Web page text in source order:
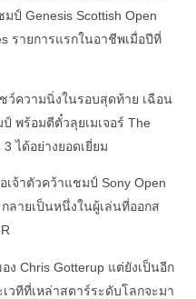
ป์ Genesis Scottish Open
รายการแรกในอาชีพเมื่อปีที่
ว์ความนิ่งในรอบสุดท้าย เฉือน
พร้อมตีตั๋วลุยเมเจอร์ The
ได้อย่างยอดเยี่ยม
เจ้าตัวคว้าแชมป์ Sony Open
ลายเป็นหนึ่งในผู้เล่นที่ออกส
Chris Gotterup แต่ยังเป็นอีก
วทีที่เหล่าสตาร์ระดับโลกจะมา